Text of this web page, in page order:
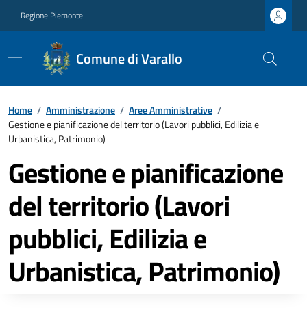
Regione Piemonte
Comune di Varallo
Home / Amministrazione / Aree Amministrative /
Gestione e pianificazione del territorio (Lavori pubblici, Edilizia e
Urbanistica, Patrimonio)
Gestione e pianificazione
del territorio (Lavori
pubblici, Edilizia e
Urbanistica, Patrimonio)